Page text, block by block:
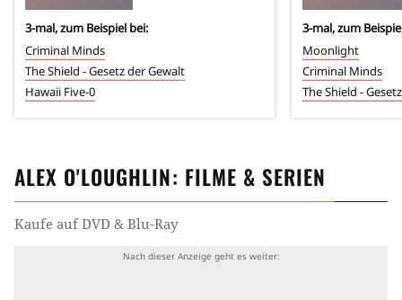
3-mal, zum Beispiel bei:
Criminal Minds
The Shield - Gesetz der Gewalt
Hawaii Five-0
3-mal, zum
Moonlight
Criminal Minds
The Shield -
ALEX O'LOUGHLIN: FILME & SERIEN
Kaufe auf DVD & Blu-Ray